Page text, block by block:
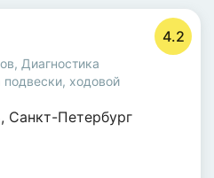
4.2
, Диагностика
подвески, ходовой
, Санкт-Петербург